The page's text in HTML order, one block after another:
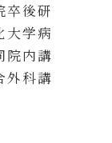
卒後研
大学病
院内講
外科講